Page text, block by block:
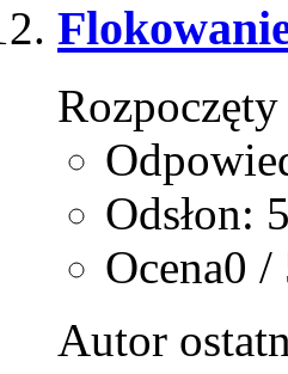
Odsłon:
Ocena0 /
Autor